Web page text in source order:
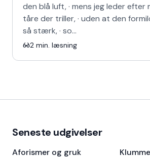
den blå luft, · mens jeg leder efter
tåre der triller, · uden at den
så stærk, · so…
2 min. læsning
Seneste udgivelser
Aforismer og gruk